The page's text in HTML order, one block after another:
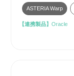
ASTERIA Warp
【連携製品】Oracle